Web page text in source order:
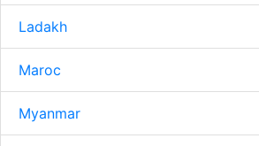
Ladakh
Maroc
Myanmar